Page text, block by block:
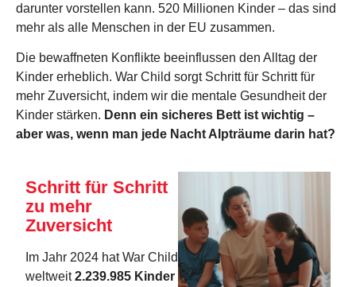
darunter vorstellen kann. 520 Millionen Kinder – das sind
mehr als alle Menschen in der EU zusammen.
Die bewaffneten Konflikte beeinflussen den Alltag der
Kinder erheblich. War Child sorgt Schritt für Schritt für
mehr Zuversicht, indem wir die mentale Gesundheit der
Kinder stärken. Denn ein sicheres Bett ist wichtig –
aber was, wenn man jede Nacht Alpträume darin hat?
Schritt für Schritt
zu mehr
Zuversicht
Im Jahr 2024 hat War Child
weltweit2.239.985 Kinder